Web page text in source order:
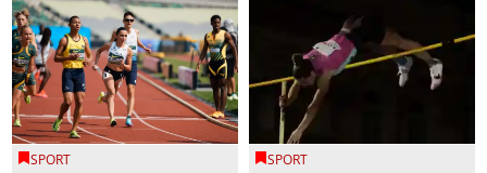
SPORT SPORT